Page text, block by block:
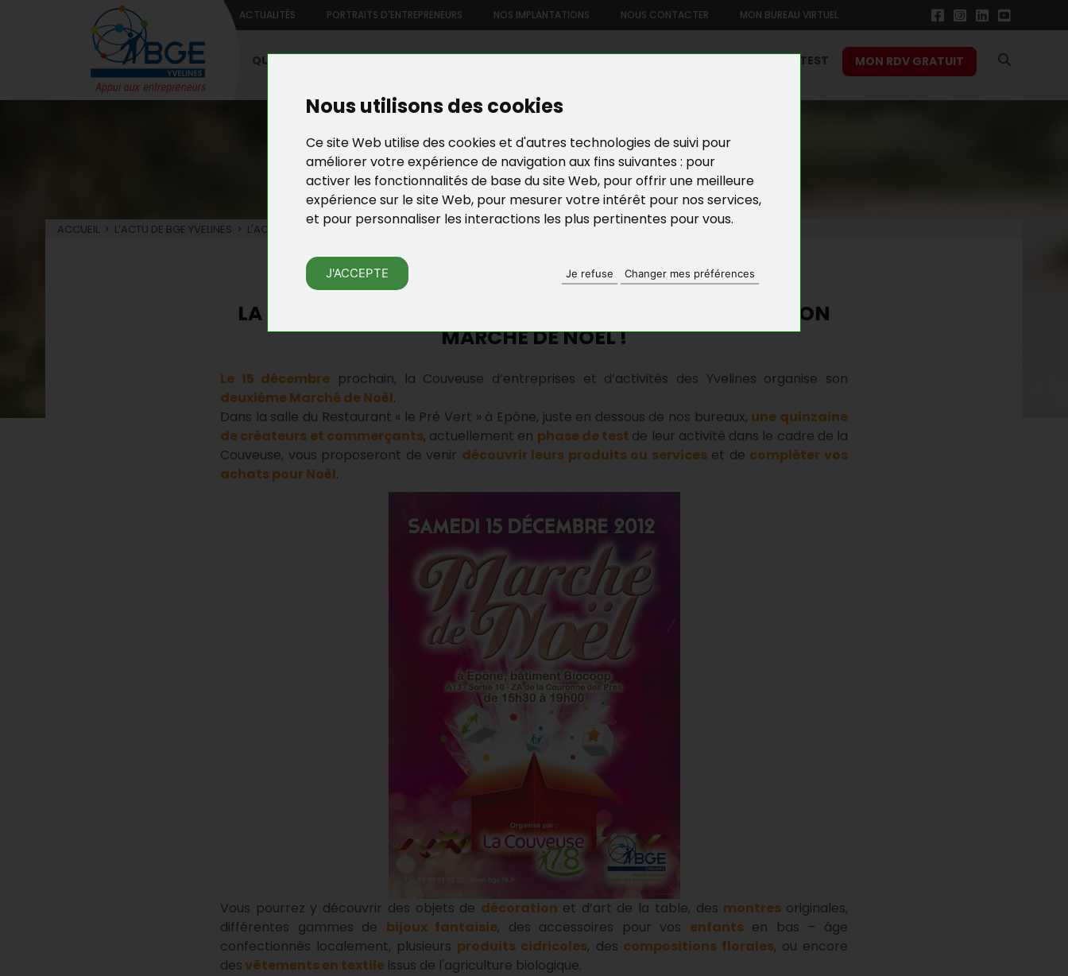
Nous utilisons des cookies
Ce site Web utilise des cookies et d'autres technologies de suivi pour
améliorer votre expérience de navigation aux fins suivantes : pour
activer les fonctionnalités de base du site Web, pour offrir une meilleure
expérience sur le site Web, pour mesurer votre intérêt pour nos services,
et pour personnaliser les interactions les plus pertinentes pour vous.
J'ACCEPTE Je refuse Changer mes préférences
ACTUALITÉS PORTRAITS D'ENTREPRENEURS NOS IMPLANTATIONS NOUS CONTACTER MON BUREAU VIRTUEL
QUI SOMMES-NOUS FONCTION TEST MON RDV GRATUIT
ACCUEIL > L’ACTU DE BGE YVELINES > L'ACTU DE LA CRÉATION D’ENTREPRISES EN YVELINES
L’ACTU DE BGE YVELINES
LA COUVEUSE DES YVELINES ORGANISE LE 15 DÉCEMBRE SON
MARCHÉ DE NOËL !
Le 15 décembre prochain, la Couveuse d’entreprises et d’activités des Yvelines organise son
deuxième Marché de Noël.
Dans la salle du Restaurant « le Pré Vert » à Epône, juste en dessous de nos bureaux, une quinzaine
de créateurs et commerçants, actuellement en phase de test de leur activité dans le cadre de la
Couveuse, vous proposeront de venir découvrir leurs produits ou serviceset de compléter vos
achats pour Noël.
Vous pourrez y découvrir des objets de décoration et d’art de la table, des montres originales,
différentes gammes de bijoux fantaisie, des accessoires pour vos enfantsen bas – âge
confectionnés localement, plusieurs produits cidricoles, des compositions florales, ou encore
desvêtements en textile issus de l'agriculture biologique.